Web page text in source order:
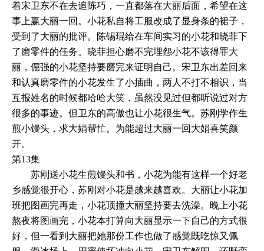
着宋卫东不在去追陈巧，一直都落在大丽后面，希望在这
事上赢大丽一回。小花私自将工服改成了显身条的裙子，
受到了大丽的批评。陈锡琨给在车间实习的小花和晓菲下
了磨零件的任务。晓菲担心磨不完埋怨小花不该得罪大
丽，倔强的小花坚持要磨完来证明自己。宋卫东出差回来
和认真磨零件的小花发生了小插曲，两人不打不相识，当
互报姓名的时候都哈哈大笑，虽然没见过但都听说过对方
很多的事迹。但卫东的高傲也让小花很生气。苏刚学作生
煎小馒头，求大娟帮忙。为能超过大丽一回大娟喜笑颜
开。
第13集
苏刚送小花生煎馒头和书，小花为能有这样一个好老
乡感觉很开心，苏刚对小花是越来越喜欢。大丽让小花加
班把图画完再走，小花顶撞大丽坚持要去洗澡。晚上小花
熬夜将图画完，小花本打算向大丽显示一下自己的方式很
好，但一看到大丽把她那份工作也做了感觉既吃惊又佩